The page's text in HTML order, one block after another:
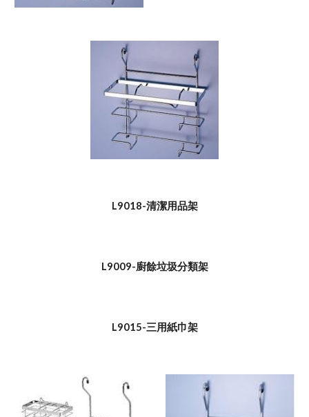
L9018-清潔用品架
L9009-廚餘垃圾分類架
L9015-三用紙巾架